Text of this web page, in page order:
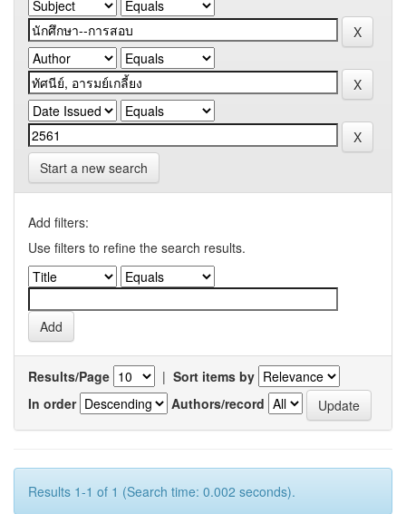
Start a new search
Add filters:
Use filters to refine the search results.
Results/Page | Sort items by
In order
Authors/record
Results 1-1 of 1 (Search time: 0.002 seconds).